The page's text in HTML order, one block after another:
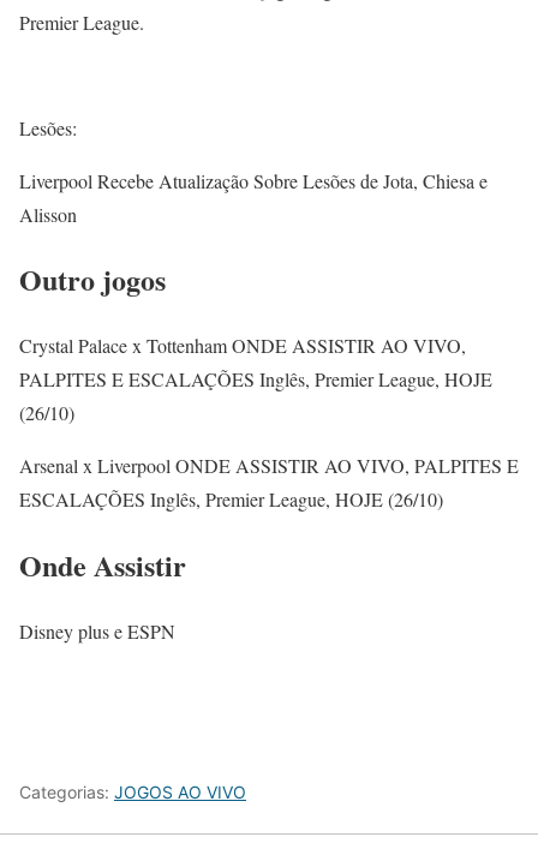
Premier League.
Lesões:
Liverpool Recebe Atualização Sobre Lesões de Jota, Chiesa e
Alisson
Outro jogos
Crystal Palace x Tottenham ONDE ASSISTIR AO VIVO,
PALPITES E ESCALAÇÕES Inglês, Premier League, HOJE
(26/10)
Arsenal x Liverpool ONDE ASSISTIR AO VIVO, PALPITES E
ESCALAÇÕES Inglês, Premier League, HOJE (26/10)
Onde Assistir
Disney plus e ESPN
Categorias: JOGOS AO VIVO